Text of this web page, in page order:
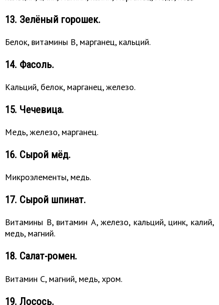
13. Зелёный горошек.
Белок, витамины B, марганец, кальций.
14. Фасоль.
Кальций, белок, марганец, железо.
15. Чечевица.
Медь, железо, марганец.
16. Сырой мёд.
Микроэлементы, медь.
17. Сырой шпинат.
Витамины B, витамин A, железо, кальций, цинк, калий,
медь, магний.
18. Салат-ромен.
Витамин C, магний, медь, хром.
19. Лосось.